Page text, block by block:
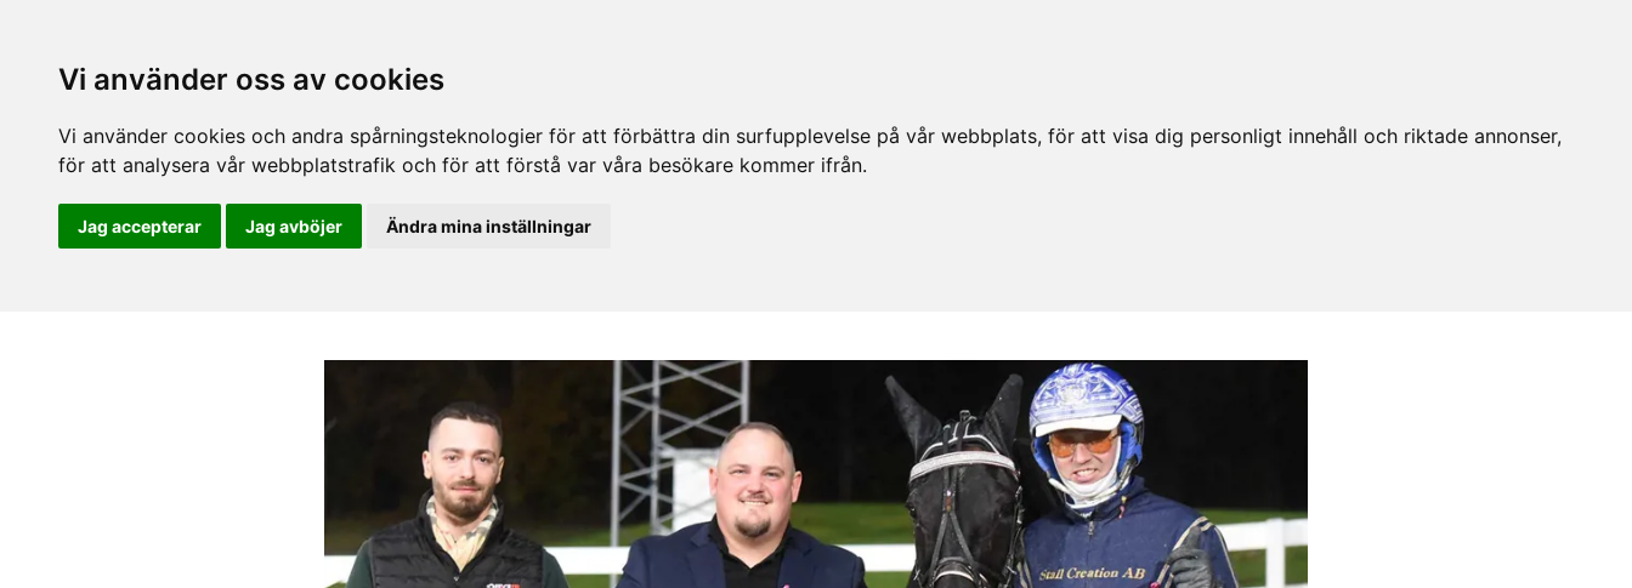
Vi använder oss av cookies
Vi använder cookies och andra spårningsteknologier för att förbättra din surfupplevelse på vår webbplats, för att visa dig personligt innehåll och riktade annonser,
för att analysera vår webbplatstrafik och för att förstå var våra besökare kommer ifrån.
Jag accepterar Jag avböjer Ändra mina inställningar